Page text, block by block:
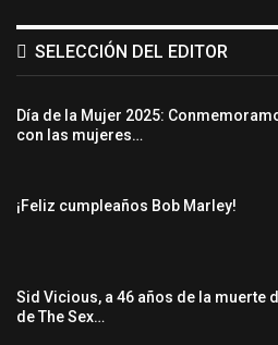
SELECCIÓN DEL EDITOR
Día de la Mujer 2025:
con las mujeres…
¡Feliz cumpleaños Bob Marley!
Sid Vicious, a 46 años de la muerte
de The Sex…